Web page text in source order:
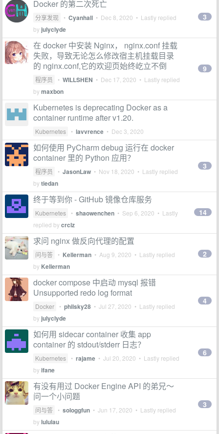
Docker 的第二次死亡
分享发现 • Cyanhall • Dec 8, 2020 • Lastly replied
by julyclyde
3
在 docker 中安装 Nginx， nginx.conf 挂载
失败，导致无论怎么修改宿主机挂载目录
的 nginx.conf,它的欢迎页始终屹立不倒
程序员 • WILLSHEN • Dec 17, 2020 • Lastly replied
bymaxbon
9
Kubernetes is deprecating Docker as a
container runtime after v1.20.
Kubernetes • lavvrence • Dec 3, 2020
如何使用 PyCharm debug 运行在 docker
container 里的 Python 应用？
程序员 • JasonLaw • Nov 18, 2020 • Lastly replied
bytiedan
3
终于等到你 - GitHub 镜像仓库服务
Kubernetes • shaowenchen • Sep 6, 2020 • Lastly
replied bycrclz
14
求问 nginx 做反向代理的配置
问与答 • Kellerman • Aug 9, 2020 • Lastly replied
by Kellerman
2
docker compose 中启动 mysql 报错
Unsupported redo log format
Docker • philsky28 • Jul 27, 2020 • Lastly replied
by julyclyde
4
如何用 sidecar container 收集 app
container 的 stdout/stderr 日志？
Kubernetes • rajame • Jul 20, 2020 • Lastly replied
byifane
6
有没有用过 Docker Engine API 的弟兄～
问一个小问题
问与答 • sologgfun • Jun 17, 2020 • Lastly replied
bylululau
3